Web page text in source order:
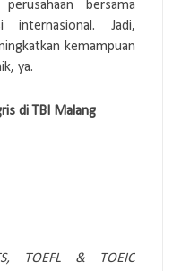
bersama
internasional. Jadi,
kemampuan
ya.
di TBI Malang
TOEFL & TOEIC